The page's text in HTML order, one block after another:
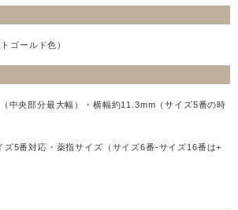
ゴールド色）
中央部分最大幅）・横幅約11.3mm（サイズ5番の時
ズ5番対応・薬指サイズ（サイズ6番-サイズ16番は+